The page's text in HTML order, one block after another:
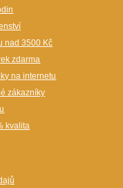
nad 3500 Kč
zdarma
na internetu
zákazníky
kvalita